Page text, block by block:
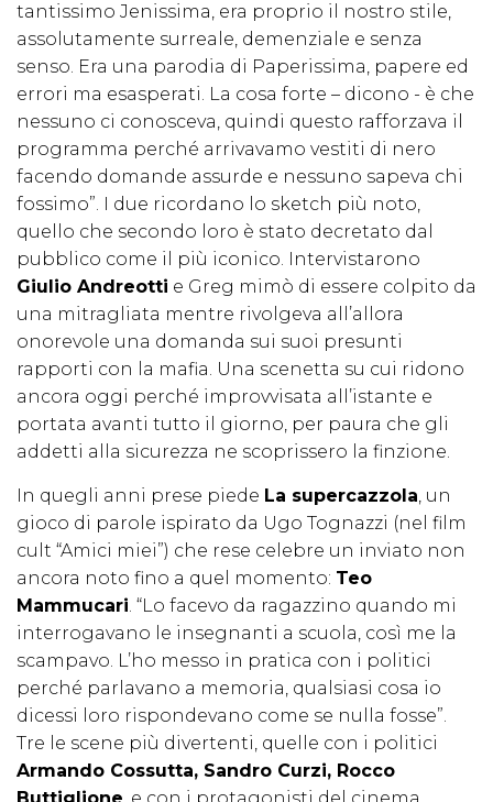
tantissimo Jenissima, era proprio il nostro stile,
assolutamente surreale, demenziale e senza
senso. Era una parodia di Paperissima, papere ed
errori ma esasperati. La cosa forte – dicono - è che
nessuno ci conosceva, quindi questo rafforzava il
programma perché arrivavamo vestiti di nero
facendo domande assurde e nessuno sapeva chi
fossimo”. I due ricordano lo sketch più noto,
quello che secondo loro è stato decretato dal
pubblico come il più iconico. Intervistarono
Giulio Andreotti e Greg mimò di essere colpito da
una mitragliata mentre rivolgeva all’allora
onorevole una domanda sui suoi presunti
rapporti con la mafia. Una scenetta su cui ridono
ancora oggi perché improvvisata all’istante e
portata avanti tutto il giorno, per paura che gli
addetti alla sicurezza ne scoprissero la finzione.
In quegli anni prese piede La supercazzola, un
gioco di parole ispirato da Ugo Tognazzi (nel film
cult “Amici miei”) che rese celebre un inviato non
ancora noto fino a quel momento: Teo
Mammucari. “Lo facevo da ragazzino quando mi
interrogavano le insegnanti a scuola, così me la
scampavo. L’ho messo in pratica con i politici
perché parlavano a memoria, qualsiasi cosa io
dicessi loro rispondevano come se nulla fosse”.
Tre le scene più divertenti, quelle con i politici
Armando Cossutta, Sandro Curzi, Rocco